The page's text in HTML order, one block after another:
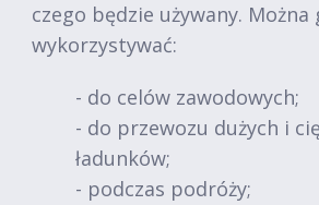
czego będzie używany. Można
wykorzystywać:
- do celów zawodowych;
- do przewozu dużych i
ładunków;
- podczas podróży;